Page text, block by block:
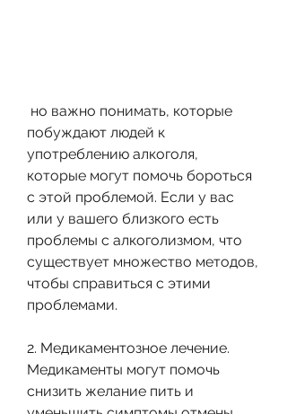
побуждают людей к
употреблению алкоголя,
которые могут помочь бороться
с этой проблемой. Если у вас
или у вашего близкого есть
проблемы с алкоголизмом, что
существует множество методов,
чтобы справиться с этими
проблемами.
2. Медикаментозное лечение.
Медикаменты могут помочь
снизить желание пить и